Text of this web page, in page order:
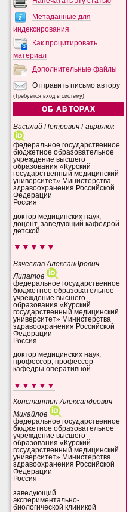
Метаданные для
индексирования
Как процитировать
материал
Дополнительные файлы
Отправить письмо автору
(Требуется вход в систему)
ОБ АВТОРАХ
Василий Петрович Гаврилюк
федеральное государственное
бюджетное образовательное
учреждение высшего
образования «Курский
государственный медицинский
университет» Министерства
здравоохранения Российской
Федерации
Россия
доктор медицинских наук,
доцент, заведующий кафедрой
детской...
▼▼▼▼▼
Вячеслав Александрович
Липатов
федеральное государственное
бюджетное образовательное
учреждение высшего
образования «Курский
государственный медицинский
университет» Министерства
здравоохранения Российской
Федерации
Россия
доктор медицинских наук,
профессор, профессор
кафедры оперативной...
▼▼▼▼▼
Константин Александрович
Михайлов
федеральное государственное
бюджетное образовательное
учреждение высшего
образования «Курский
государственный медицинский
университет» Министерства
здравоохранения Российской
Федерации
Россия
заведующий
экспериментально-
биологической клиникой